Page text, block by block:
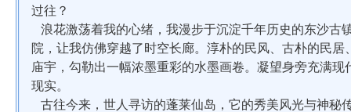
过往？
浪花激荡着我的心绪，我漫步于沉淀千年历史的东沙古
院，让我仿佛穿越了时空长廊。淳朴的民风、古朴的民
庙宇，勾勒出一幅浓墨重彩的水墨画卷。凝望身旁充满
现实。
古往今来，世人寻访的蓬莱仙岛，它的秀美风光与神秘